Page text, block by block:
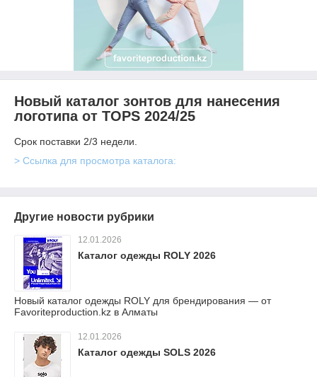
Новый каталог зонтов для нанесения
логотипа от TOPS 2024/25
Срок поставки 2/3 недели.
> Ссылка для просмотра каталога:
Другие новости рубрики
12.01.2026
Каталог одежды ROLY 2026
Новый каталог одежды ROLY для брендирования — от
Favoriteproduction.kz в Алматы
12.01.2026
Каталог одежды SOLS 2026